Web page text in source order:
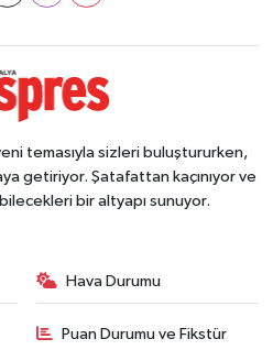
temasıyla sizleri buluştururken,
getiriyor. Şatafattan kaçınıyor ve
bir altyapı sunuyor.
Hava Durumu
Puan Durumu ve Fikstür